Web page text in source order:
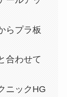
らプラ板
合わせて
ニックHG